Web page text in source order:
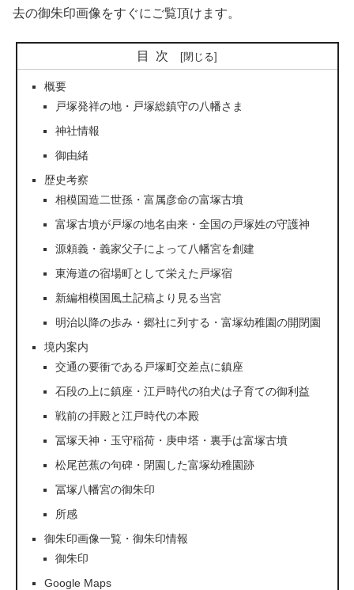
去の御朱印画像をすぐにご覧頂けます。
目次
概要
戸塚発祥の地・戸塚総鎮守の八幡さま
神社情報
御由緒
歴史考察
相模国造二世孫・富属彦命の富塚古墳
富塚古墳が戸塚の地名由来・全国の戸塚姓の守護神
源頼義・義家父子によって八幡宮を創建
東海道の宿場町として栄えた戸塚宿
新編相模国風土記稿より見る当宮
明治以降の歩み・郷社に列する・富塚幼稚園の開閉園
境内案内
交通の要衝である戸塚町交差点に鎮座
石段の上に鎮座・江戸時代の狛犬は子育ての御利益
戦前の拝殿と江戸時代の本殿
冨塚天神・玉守稲荷・庚申塔・裏手は富塚古墳
松尾芭蕉の句碑・閉園した富塚幼稚園跡
冨塚八幡宮の御朱印
所感
御朱印画像一覧・御朱印情報
御朱印
Google Maps